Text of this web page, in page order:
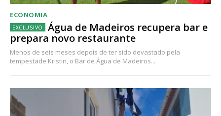
ECONOMIA
Água de Madeiros recupera bar e
prepara novo restaurante
Menos de seis meses depois de ter sido devastado pela
tempestade Kristin, o Bar de Água de Madeiros...